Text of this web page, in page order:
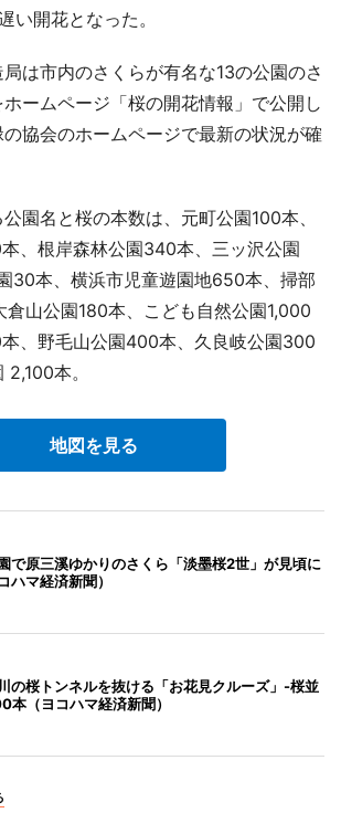
い開花となった。
は市内のさくらが有名な13の公園のさ
ームページ「桜の開花情報」で公開し
協会のホームページで最新の状況が確
園名と桜の本数は、元町公園100本、
、根岸森林公園340本、三ッ沢公園
30本、横浜市児童遊園地650本、掃部
山公園180本、こども自然公園1,000
、野毛山公園400本、久良岐公園300
本。
地図を見る
で原三溪ゆかりのさくら「淡墨桜2世」が見頃に
ハマ経済新聞）
の桜トンネルを抜ける「お花見クルーズ」-桜並
本（ヨコハマ経済新聞）